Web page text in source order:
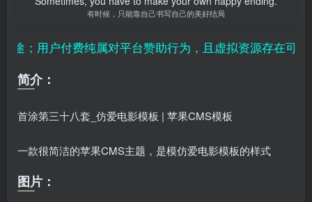
有时候，只能靠自己书写自己的美好结局
用户付费纯属对平台赞助行为，且虚拟资源存在可复制
简介：
首涂第三十八套_仿爱电影模板 | 苹果CMS模板
一款很简洁的苹果CMS主题，是模仿爱电影模板的样式
图片：